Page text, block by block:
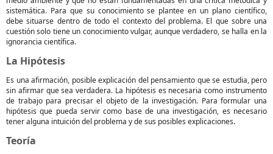
sistemática. Para que su conocimiento se plantee en un plano científico,
debe situarse dentro de todo el contexto del problema. El que sobre una
cuestión solo tiene un conocimiento vulgar, aunque verdadero, se halla en la
ignorancia científica.
La Hipótesis
Es una afirmación, posible explicación del pensamiento que se estudia, pero
sin afirmar que sea verdadera. La hipótesis es necesaria como instrumento
de trabajo para precisar el objeto de la investigación. Para formular una
hipótesis que pueda servir como base de una investigación, es necesario
tener alguna intuición del problema y de sus posibles explicaciones.
Teoría